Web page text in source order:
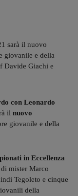
sarà il nuovo
giovanile e della
Davide Giachi e
con Leonardo
il nuovo
giovanile e della
in Eccellenza
mister Marco
Tegoleto e cinque
della